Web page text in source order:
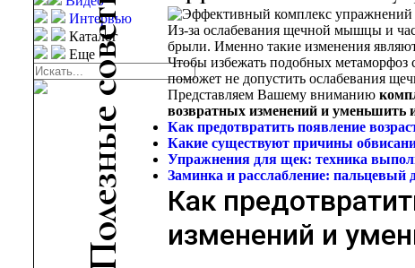
Интервью
Каталог
Еще
П
о
л
е
з
н
ы
е
с
о
в
е
т
Из-за ослабевания щечной мышцы и
брыли. Именно такие изменения
Чтобы избежать подобных метаморфоз
поможет не допустить ослабевания
Представляем Вашему вниманию
возвратных изменений и уменьшить
Как предотвратить появление
Какие существуют причины
Упражнения для щек: техника
Заминка и расслабление: пальцевый
Как
изменений и